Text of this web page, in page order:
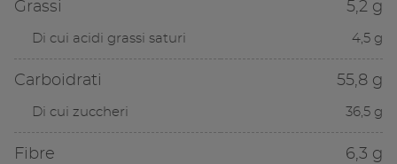
Grassi 5,2 g
Di cui acidi grassi saturi 4,5 g
Carboidrati 55,8 g
Di cui zuccheri 36,5 g
Fibre 6,3 g